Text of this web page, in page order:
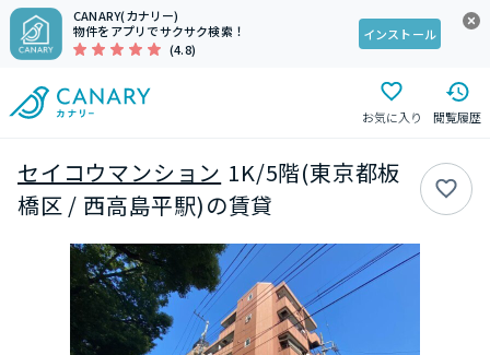
CANARY(カナリー)
物件をアプリでサクサク検索！
(4.8)
インストール
お気に入り 閲覧履歴
セイコウマンション 1K/5階(東京都板
橋区 / 西高島平駅)の賃貸